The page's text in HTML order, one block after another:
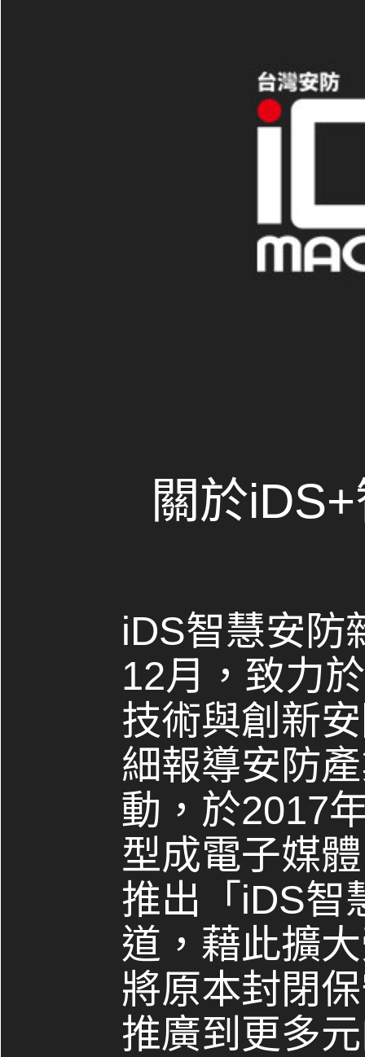
關於
iDS智慧安防
12月，致力
技術與創新
細報導安防
動，於2017
型成電子媒
推出「iDS智
道，藉此擴
將原本封閉
推廣到更多